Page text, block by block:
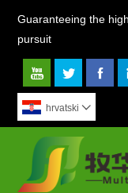
Guaranteeing the
pursuit
  
hrvatski 